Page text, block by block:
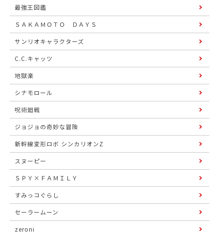
最強王図鑑
ＳＡＫＡＭＯＴＯ ＤＡＹＳ
サンリオキャラクターズ
C.C.キャッツ
地獄楽
シナモロール
呪術廻戦
ジョジョの奇妙な冒険
新幹線変形ロボ シンカリオンZ
スヌーピー
ＳＰＹ×ＦＡＭＩＬＹ
すみっコぐらし
セーラームーン
zeroni